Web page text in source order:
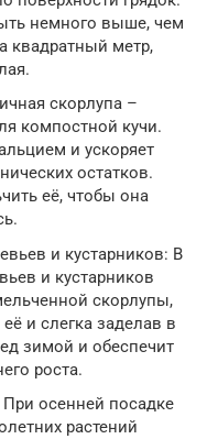
немного выше, чем
квадратный метр,
скорлупа –
компостной кучи.
и ускоряет
остатков.
её, чтобы она
и кустарников: В
и кустарников
скорлупы,
и слегка заделав в
зимой и обеспечит
роста.
осенней посадке
растений